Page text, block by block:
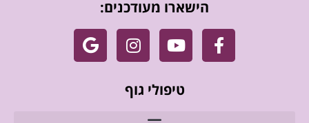
הישארו מעודכנים:
טיפולי גוף